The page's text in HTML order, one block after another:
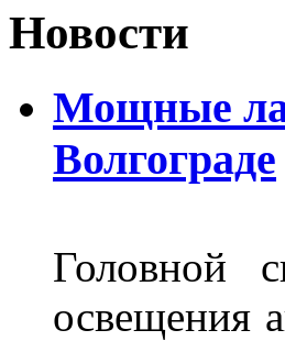
Новости
Мощные
Волгограде
Головной
освещения